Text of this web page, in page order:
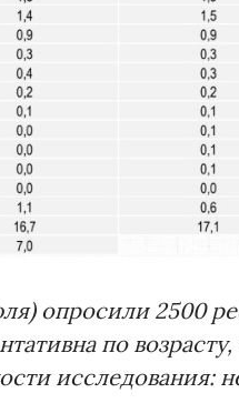
опросили 2500
по
исследования: